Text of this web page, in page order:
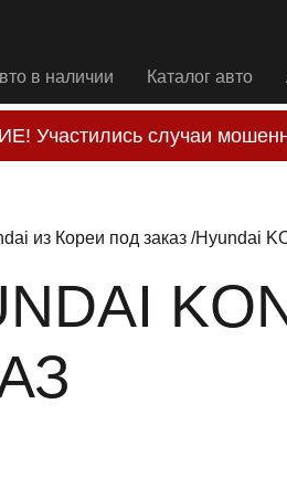
в наличии Каталог авто
Участились случаи
из Кореи под заказ Hyundai